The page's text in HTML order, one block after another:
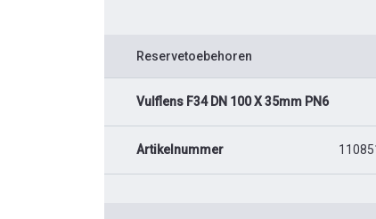
Reservetoebehoren
Vulflens F34 DN 100 X 35mm PN6
Artikelnummer